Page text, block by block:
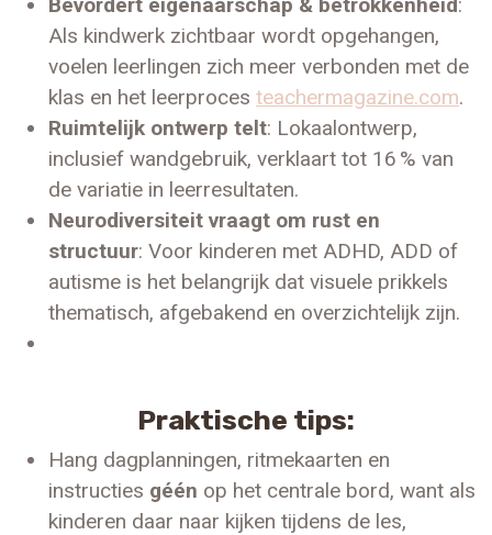
Als kindwerk zichtbaar wordt opgehangen,
voelen leerlingen zich meer verbonden met de
klas en het leerproces teachermagazine.com.
Ruimtelijk ontwerp telt: Lokaalontwerp,
inclusief wandgebruik, verklaart tot 16 % van
de variatie in leerresultaten.
Neurodiversiteit vraagt om rust en
structuur: Voor kinderen met ADHD, ADD of
autisme is het belangrijk dat visuele prikkels
thematisch, afgebakend en overzichtelijk zijn.
Praktische tips:
Hang dagplanningen, ritmekaarten en
instructies géén op het centrale bord, want als
kinderen daar naar kijken tijdens de les,